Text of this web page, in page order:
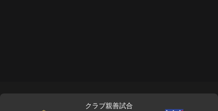
クラブ親善試合